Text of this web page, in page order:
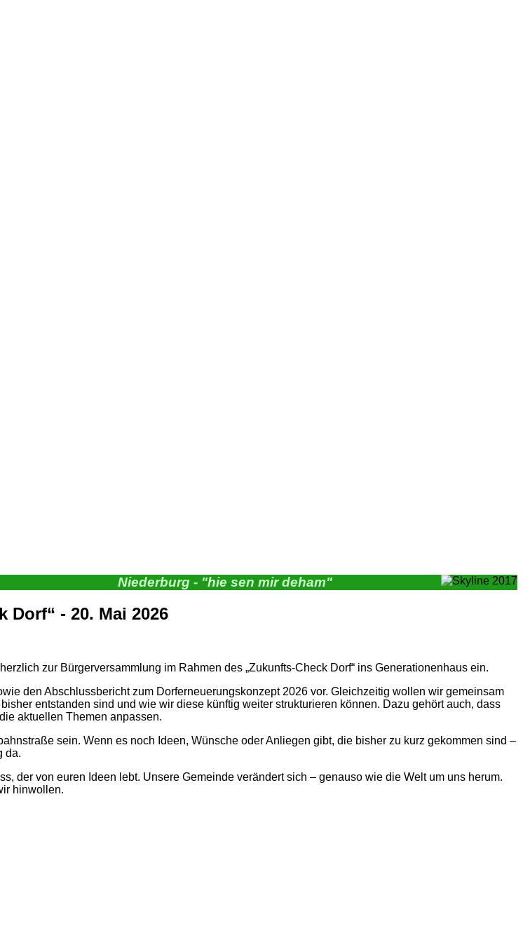
Niederburg - "hie sen mir deham"
- 20. Mai 2026
zur Bürgerversammlung im Rahmen des „Zukunfts-Check Dorf“ ins Generationenhaus ein.
den Abschlussbericht zum Dorferneuerungskonzept 2026 vor. Gleichzeitig wollen wir gemeinsam
entstanden sind und wie wir diese künftig weiter strukturieren können. Dazu gehört auch, dass
aktuellen Themen anpassen.
sein. Wenn es noch Ideen, Wünsche oder Anliegen gibt, die bisher zu kurz gekommen sind –
da.
der von euren Ideen lebt. Unsere Gemeinde verändert sich – genauso wie die Welt um uns herum.
hinwollen.